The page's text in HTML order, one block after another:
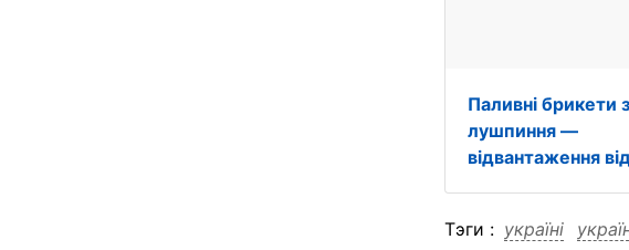
Паливні брикети з
лушпиння —
відвантаження
Тэги : україні